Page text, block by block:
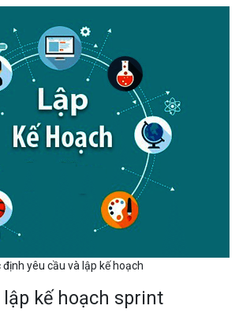
định yêu cầu và lập kế hoạch
kế hoạch sprint